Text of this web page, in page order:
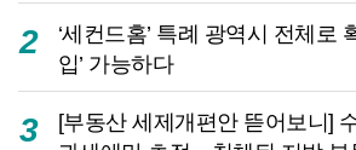
2
‘세컨드홈’ 특례 광역시 전체로
입’ 가능하다
3
[부동산 세제개편안 뜯어보니]